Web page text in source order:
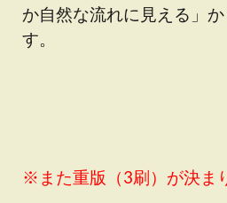
か自然な流れに見える」
す。
※また重版（3刷）が決ま